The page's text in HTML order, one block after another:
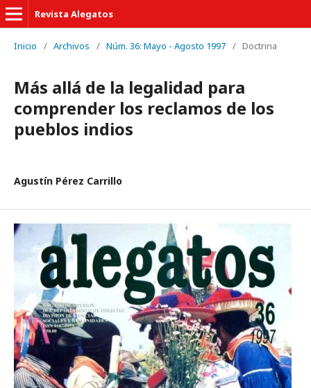
Revista Alegatos
Inicio / Archivos / Núm. 36: Mayo - Agosto 1997 / Doctrina
Más allá de la legalidad para
comprender los reclamos de los
pueblos indios
Agustín Pérez Carrillo